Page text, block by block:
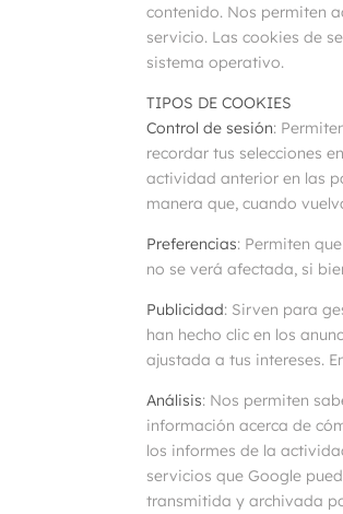
contenido. Nos permiten
servicio. Las cookies de
sistema operativo.
TIPOS DE COOKIES
Control de sesión:
recordar tus selecciones
actividad anterior en las
manera que, cuando
Preferencias: Permiten
no se verá afectada, si
Publicidad: Sirven para
han hecho clic en los
ajustada a tus intereses.
Análisis: Nos permiten
información acerca de
los informes de la
servicios que Google
transmitida y archivada